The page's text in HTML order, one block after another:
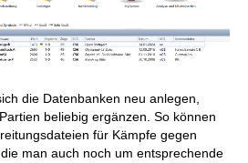
die Datenbanken neu anlegen,
beliebig ergänzen. So können
für Kämpfe gegen
man auch noch um entsprechende